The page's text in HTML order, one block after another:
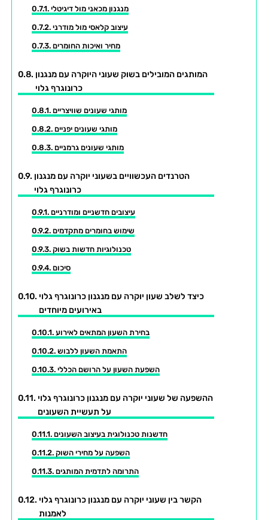
מנגנון מכאני מול דיגיטלי
עיצוב קלאסי מול מודרני
מחיר ואיכות החומרים
המותגים המובילים בשוק שעוני היוקרה עם מנגנון
כרונוגרף גלוי
מותגי שעונים שוויצריים
מותגי שעונים יפניים
מותגי שעונים גרמניים
הטרנדים העכשוויים בשעוני יוקרה עם מנגנון
כרונוגרף גלוי
עיצובים חדשניים ומודרניים
שימוש בחומרים מתקדמים
טכנולוגיות חדשות בשוק
סיכום
כיצד לשלב שעון יוקרה עם מנגנון כרונוגרף גלוי
באירועים מיוחדים
בחירת השעון המתאים לאירוע
התאמת השעון ללבוש
השפעת השעון על הרושם הכללי
ההשפעה של שעוני יוקרה עם מנגנון כרונוגרף גלוי
על תעשיית השעונים
חדשנות טכנולוגית בעיצוב השעונים
השפעה על מחירי השוק
התרומה לתדמית המותגים
הקשר בין שעוני יוקרה עם מנגנון כרונוגרף גלוי
לאמנות